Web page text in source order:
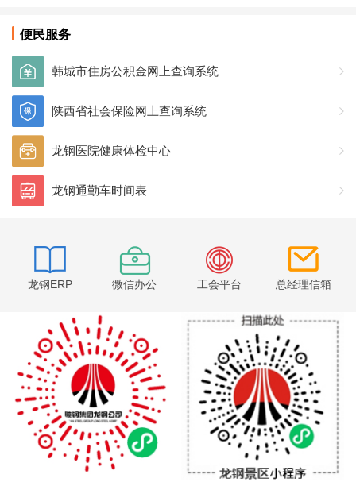
便民服务
韩城市住房公积金网上查询系统
陕西省社会保险网上查询系统
龙钢医院健康体检中心
龙钢通勤车时间表
龙钢ERP 微信办公 工会平台 总经理信箱